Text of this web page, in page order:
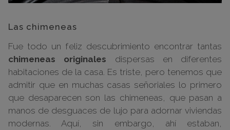
Las chimeneas
Fue todo un feliz descubrimiento encontrar tantas
chimeneas originales dispersas en diferentes
habitaciones de la casa. Es triste, pero tenemos que
admitir que en muchas casas señoriales lo primero
que desaparecen son las chimeneas, que pasan a
manos de desguaces de lujo para adornar viviendas
modernas. Aquí, sin embargo, ahí estaban,